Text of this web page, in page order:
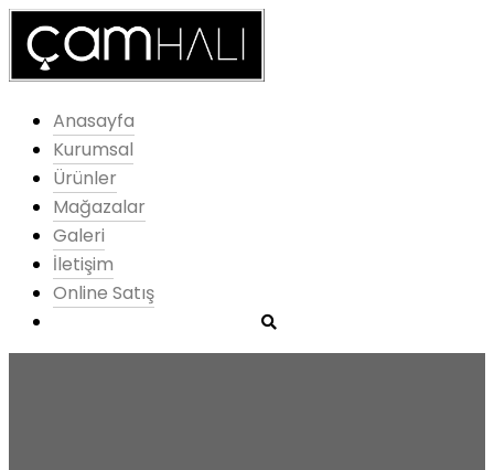
Anasayfa
Kurumsal
Ürünler
Mağazalar
Galeri
İletişim
Online Satış